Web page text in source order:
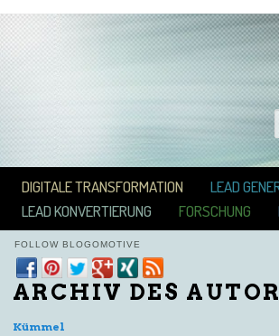
ZUM INHALT WECHSELN
ZUM SEKUNDÄREN INHALT WECHSELN
DIGITALE TRANSFORMATION
LEAD
LEAD KONVERTIERUNG
FORSCHUNG
FOLLOW BLOGOMOTIVE
ARCHIV DES
Kümmel